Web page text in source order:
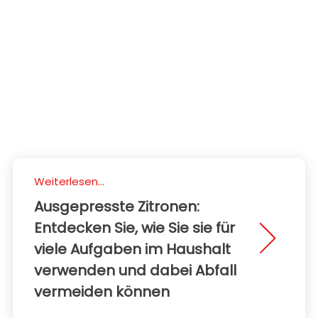
Weiterlesen...
Ausgepresste Zitronen:
Entdecken Sie, wie Sie sie für
viele Aufgaben im Haushalt
verwenden und dabei Abfall
vermeiden können